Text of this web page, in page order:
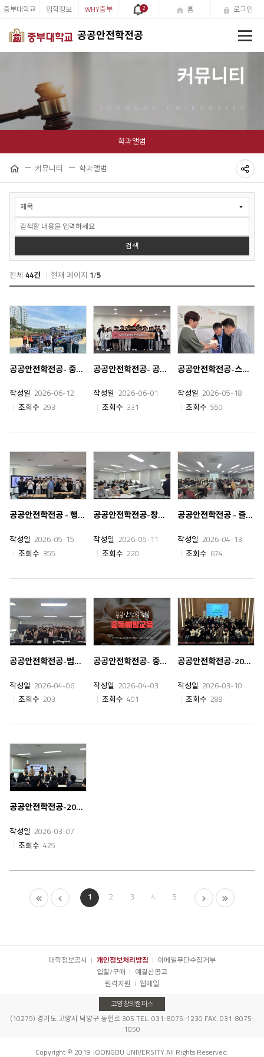
공공안전학전공
중부대학교 입학정보 WHY중부 2 홈 로그인
커뮤니티
학과앨범
홈
커뮤니티
학과앨범
공
기
게
검
검색
전체 44건 현재 페이지 1/5
공공안전학전공- 중부대학교 체육대회
작성일 2026-06-12
조회수 293
공공안전학전공- 공무원 체력 특강
작성일 2026-06-01
조회수 331
공공안전학전공-스승의 은혜에 감사드립니다!
작성일 2026-05-18
조회수 550
공공안전학전공 - 행정사 창업의 길 & 경찰공무원 특강
작성일 2026-05-15
조회수 355
공공안전학전공-창업토크 콘서트 <법도 콘텐츠가 된다!> 특강
작성일 2026-05-11
조회수 220
공공안전학전공 - 즐거운 MT
작성일 2026-04-13
조회수 674
공공안전학전공-범죄심리사vs프로파일러 맛보기 특강
작성일 2026-04-06
조회수 203
공공안전학전공- 중독예방교육
작성일 2026-04-03
조회수 401
공공안전학전공-2026년 1학기 개강총회
작성일 2026-03-10
조회수 289
공공안전학전공-2026년 신입생 OT
작성일 2026-03-07
조회수 425
1 2 3 4 5
대학정보공시 개인정보처리방침
이메일무단수집거부
입찰/구매
예결산공고
원격지원
웹메일
고양창의캠퍼스
(10279) 경기도 고양시 덕양구 동헌로 305 TEL. 031-8075-1230 FAX. 031-8075-
1050
Copyright © 2019 JOONGBU UNIVERSITY All Rights Reserved.